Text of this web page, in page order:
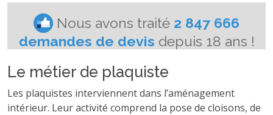
Le métier de plaquiste
Les plaquistes interviennent dans l’aménagement
intérieur. Leur activité comprend la pose de cloisons, de